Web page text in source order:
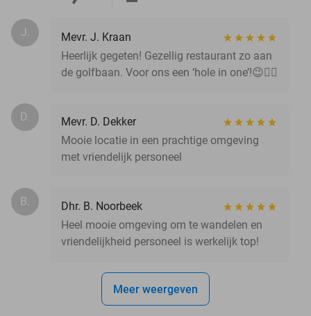
J.
Mevr. J. Kraan
Heerlijk gegeten! Gezellig restaurant zo aan
de golfbaan. Voor ons een ‘hole in one’!😉👍🏼
D.
Mevr. D. Dekker
Mooie locatie in een prachtige omgeving
met vriendelijk personeel
B.
Dhr. B. Noorbeek
Heel mooie omgeving om te wandelen en
vriendelijkheid personeel is werkelijk top!
Meer weergeven